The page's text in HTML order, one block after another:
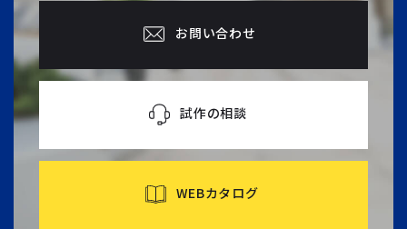
お問い合わせ
試作の相談
WEBカタログ